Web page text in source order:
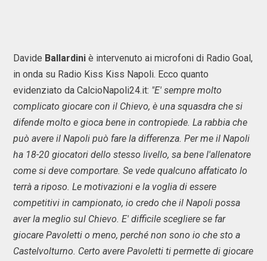
Davide Ballardini è intervenuto ai microfoni di Radio Goal,
in onda su Radio Kiss Kiss Napoli. Ecco quanto
evidenziato da CalcioNapoli24.it: "E' sempre molto
complicato giocare con il Chievo, è una squasdra che si
difende molto e gioca bene in contropiede. La rabbia che
può avere il Napoli può fare la differenza. Per me il Napoli
ha 18-20 giocatori dello stesso livello, sa bene l'allenatore
come si deve comportare. Se vede qualcuno affaticato lo
terrà a riposo. Le motivazioni e la voglia di essere
competitivi in campionato, io credo che il Napoli possa
aver la meglio sul Chievo. E' difficile scegliere se far
giocare Pavoletti o meno, perché non sono io che sto a
Castelvolturno. Certo avere Pavoletti ti permette di giocare